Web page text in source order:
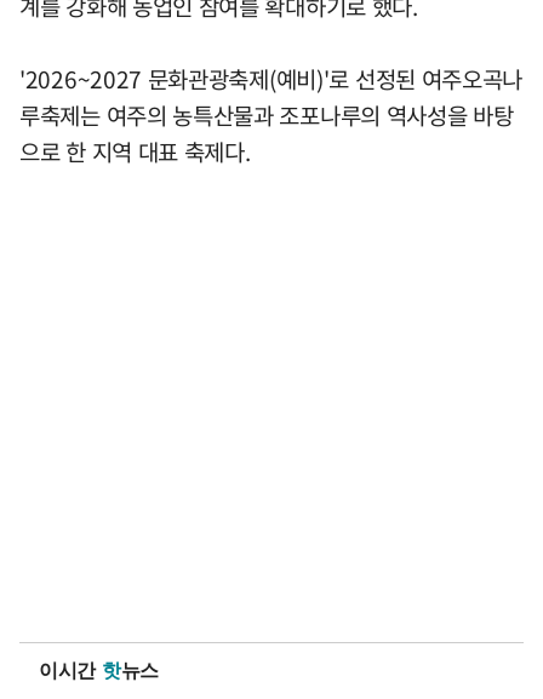
'2026~2027 문화관광축제(예비)'로 선정된 여주오곡나
루축제는 여주의 농특산물과 조포나루의 역사성을 바탕
으로 한 지역 대표 축제다.
이시간 핫뉴스